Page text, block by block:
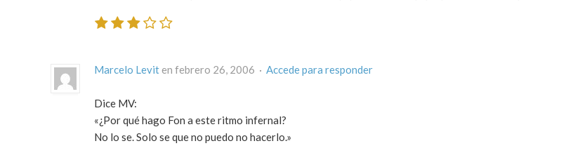
Marcelo Levit en febrero 26, 2006 · Accede para responder
Dice MV:
«¿Por qué hago Fon a este ritmo infernal?
No lo se. Solo se que no puedo no hacerlo.»